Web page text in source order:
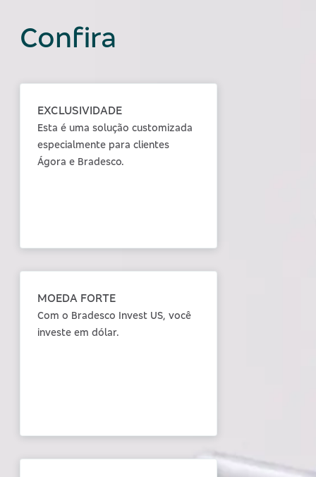
Confira
EXCLUSIVIDADE
Esta é uma solução customizada
especialmente para clientes
Ágora e Bradesco.
MOEDA FORTE
Com o Bradesco Invest US, você
investe em dólar.